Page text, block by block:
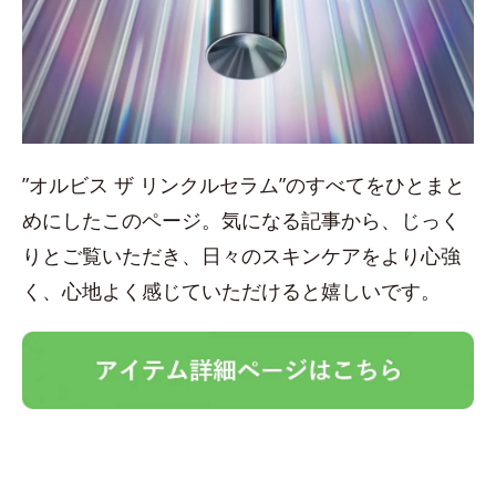
”オルビス ザ リンクルセラム”のすべてをひとまと
めにしたこのページ。気になる記事から、じっく
りとご覧いただき、日々のスキンケアをより心強
く、心地よく感じていただけると嬉しいです。